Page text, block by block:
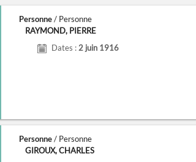
Personne/ Personne
RAYMOND, PIERRE
Dates : 2 juin 1916
Personne/ Personne
GIROUX, CHARLES